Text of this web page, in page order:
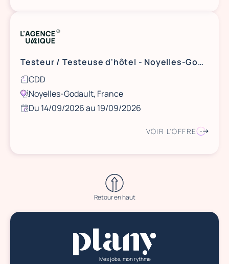
Testeur / Testeuse d'hôtel - Noyelles-Godault
CDD
Noyelles-Godault, France
Du 14/09/2026 au 19/09/2026
VOIR L'OFFRE
Retour en haut
Mes jobs, mon rythme